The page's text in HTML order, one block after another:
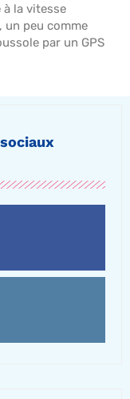
à la vitesse
un peu comme
par un GPS